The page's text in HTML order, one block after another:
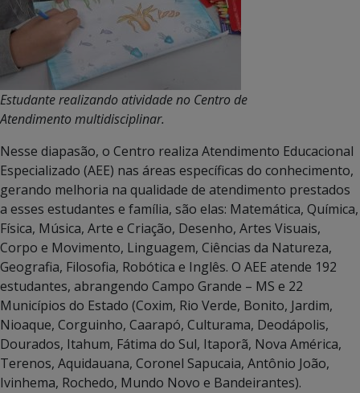
Estudante realizando atividade no Centro de
Atendimento multidisciplinar.
Nesse diapasão, o Centro realiza Atendimento Educacional
Especializado (AEE) nas áreas específicas do conhecimento,
gerando melhoria na qualidade de atendimento prestados
a esses estudantes e família, são elas: Matemática, Química,
Física, Música, Arte e Criação, Desenho, Artes Visuais,
Corpo e Movimento, Linguagem, Ciências da Natureza,
Geografia, Filosofia, Robótica e Inglês. O AEE atende 192
estudantes, abrangendo Campo Grande – MS e 22
Municípios do Estado (Coxim, Rio Verde, Bonito, Jardim,
Nioaque, Corguinho, Caarapó, Culturama, Deodápolis,
Dourados, Itahum, Fátima do Sul, Itaporã, Nova América,
Terenos, Aquidauana, Coronel Sapucaia, Antônio João,
Ivinhema, Rochedo, Mundo Novo e Bandeirantes).